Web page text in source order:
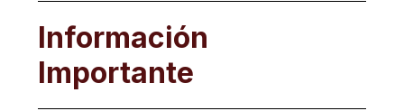
Información
Importante